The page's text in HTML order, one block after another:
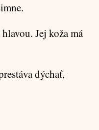
Jej koža má
dýchať,